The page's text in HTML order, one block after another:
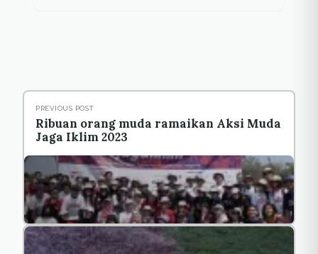
PREVIOUS POST
Ribuan orang muda ramaikan Aksi Muda
Jaga Iklim 2023